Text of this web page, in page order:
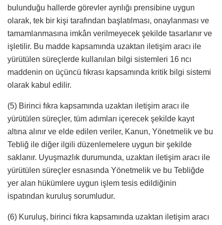
bulunduğu hallerde görevler ayrılığı prensibine uygun
olarak, tek bir kişi tarafından başlatılması, onaylanması ve
tamamlanmasına imkân verilmeyecek şekilde tasarlanır ve
işletilir. Bu madde kapsamında uzaktan iletişim aracı ile
yürütülen süreçlerde kullanılan bilgi sistemleri 16 ncı
maddenin on üçüncü fıkrası kapsamında kritik bilgi sistemi
olarak kabul edilir.
(5) Birinci fıkra kapsamında uzaktan iletişim aracı ile
yürütülen süreçler, tüm adımları içerecek şekilde kayıt
altına alınır ve elde edilen veriler, Kanun, Yönetmelik ve bu
Tebliğ ile diğer ilgili düzenlemelere uygun bir şekilde
saklanır. Uyuşmazlık durumunda, uzaktan iletişim aracı ile
yürütülen süreçler esnasında Yönetmelik ve bu Tebliğde
yer alan hükümlere uygun işlem tesis edildiğinin
ispatından kuruluş sorumludur.
(6) Kuruluş, birinci fıkra kapsamında uzaktan iletişim aracı